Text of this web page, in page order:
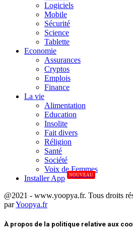
Logiciels
Mobile
Sécurité
Science
Tablette
Economie
Assurances
Cryptos
Emplois
Finance
La vie
Alimentation
Education
Insolite
Fait divers
Réligion
Santé
Société
Voix de Femmes
Installer App
NOUVEAU
@2021 - www.yoopya.fr. Tous droits
parYoopya.fr
À propos de la politique relative aux